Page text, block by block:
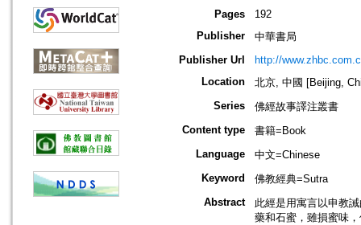
Pages
192
Publisher
中華書局
Publisher Url
http://
Location
北京, 中國 [Beijing,
Series
佛經故事譯注叢書
Content type
書籍=Book
Language
中文=Chinese
Keyword
佛教經典=Sutra
Abstract
此經是用寓言以申教
藥和石蜜，雖損蜜味